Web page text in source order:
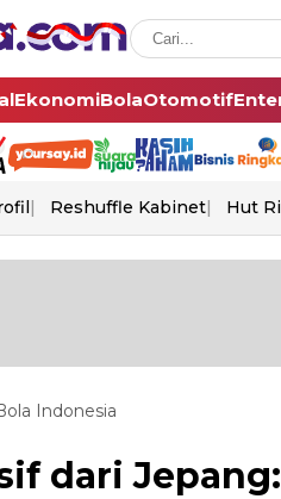
EkonomiBolaOtomotif
Reshuffle Kabinet Hut Ri
Indonesia
dari